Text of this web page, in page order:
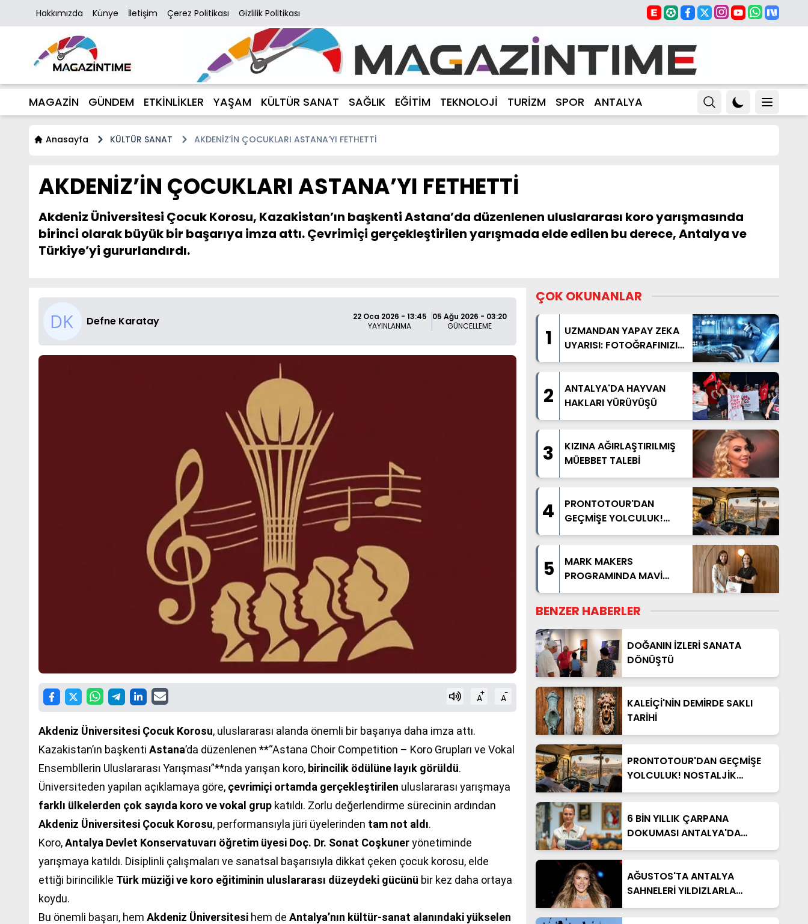
Hakkımızda Künye İletişim Çerez Politikası Gizlilik Politikası
MAGAZİN GÜNDEM ETKİNLİKLER YAŞAM KÜLTÜR SANAT SAĞLIK EĞİTİM TEKNOLOJİ TURİZM SPOR ANTALYA
Anasayfa KÜLTÜR SANAT AKDENİZ’İN ÇOCUKLARI ASTANA’YI FETHETTİ
AKDENİZ’İN ÇOCUKLARI ASTANA’YI FETHETTİ
Akdeniz Üniversitesi Çocuk Korosu, Kazakistan’ın başkenti Astana’da düzenlenen uluslararası koro yarışmasında
birinci olarak büyük bir başarıya imza attı. Çevrimiçi gerçekleştirilen yarışmada elde edilen bu derece, Antalya ve
Türkiye’yi gururlandırdı.
Defne Karatay
22 Oca 2026 - 13:45
YAYINLANMA
05 Ağu 2026 - 03:20
GÜNCELLEME
A+ A-
Akdeniz Üniversitesi Çocuk Korosu, uluslararası alanda önemli bir başarıya daha imza attı.
Kazakistan’ın başkenti Astana’da düzenlenen **“Astana Choir Competition – Koro Grupları ve Vokal
Ensembllerin Uluslararası Yarışması”**nda yarışan koro, birincilik ödülüne layık görüldü.
Üniversiteden yapılan açıklamaya göre, çevrimiçi ortamda gerçekleştirilen uluslararası yarışmaya
farklı ülkelerden çok sayıda koro ve vokal grup katıldı. Zorlu değerlendirme sürecinin ardından
Akdeniz Üniversitesi Çocuk Korosu, performansıyla jüri üyelerinden tam not aldı.
Koro,Antalya Devlet Konservatuvarı öğretim üyesi Doç. Dr. Sonat Coşkuneryönetiminde
yarışmaya katıldı. Disiplinli çalışmaları ve sanatsal başarısıyla dikkat çeken çocuk korosu, elde
ettiği birincilikle Türk müziği ve koro eğitiminin uluslararası düzeydeki gücünü bir kez daha ortaya
koydu.
Bu önemli başarı, hem Akdeniz Üniversitesi hem de Antalya’nın kültür-sanat alanındaki yükselen
ÇOK OKUNANLAR
1
UZMANDAN YAPAY ZEKA
UYARISI: FOTOĞRAFINIZI
PAYLAŞMADAN BİR KEZ
2
ANTALYA'DA HAYVAN
HAKLARI YÜRÜYÜŞÜ
3
KIZINA AĞIRLAŞTIRILMIŞ
MÜEBBET TALEBİ
4
PRONTOTOUR'DAN
GEÇMİŞE YOLCULUK!
NOSTALJİK OTOBÜSLÜ
BAŞLIYOR
5
MARK MAKERS
PROGRAMINDA MAVİ
AKDENİZ ANLATILDI
BENZER HABERLER
DOĞANIN İZLERİ SANATA
DÖNÜŞTÜ
KALEİÇİ'NİN DEMİRDE SAKLI
TARİHİ
PRONTOTOUR'DAN GEÇMİŞE
YOLCULUK! NOSTALJİK
OTOBÜSLÜ KAPADOKYA TURU
6 BİN YILLIK ÇARPANA
DOKUMASI ANTALYA'DA
YENİDEN HAYAT BULDU
AĞUSTOS'TA ANTALYA
SAHNELERİ YILDIZLARLA
DOLACAK